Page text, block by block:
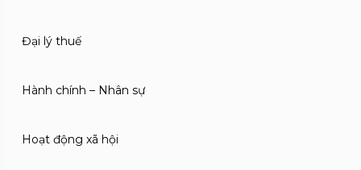
Đại lý thuế
Hành chính – Nhân sự
Hoạt động xã hội